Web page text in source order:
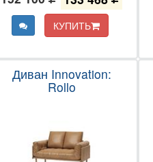
КУПИТЬ
Диван Innovation:
Rollo